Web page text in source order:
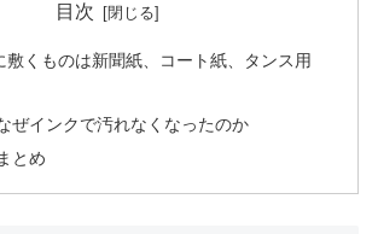
目次
敷くものは新聞紙、コート紙、タンス用
ぜインクで汚れなくなったのか
とめ